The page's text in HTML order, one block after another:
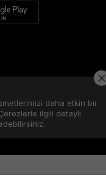
daha etkin bir
ilgili detaylı